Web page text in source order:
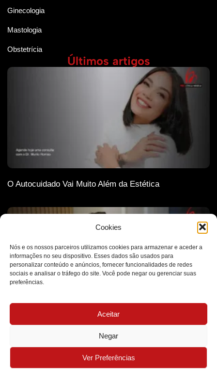
Cookies
Nós e os nossos parceiros utilizamos cookies para armazenar e aceder a
informações no seu dispositivo. Esses dados são usados para
personalizar conteúdo e anúncios, fornecer funcionalidades de redes
sociais e analisar o tráfego do site. Você pode negar ou gerenciar suas
preferências.
Aceitar
Negar
Ver Preferências
Ginecologia
Mastologia
Obstetrícia
Últimos artigos
O Autocuidado Vai Muito Além da Estética
A Ética Como Base de Todas as Decisões Médicas